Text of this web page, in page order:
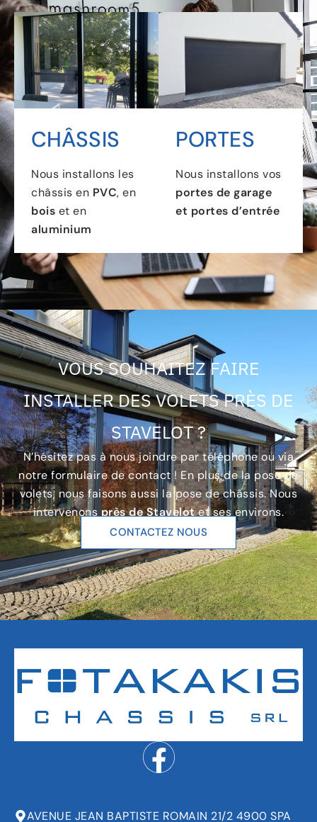
CHÂSSIS
Nous installons les
châssis en PVC, en
bois et en
aluminium
PORTES
Nous installons vos
portes de garage
et portes d’entrée
VOUS SOUHAITEZ FAIRE
INSTALLER DES VOLETS PRÈS DE
STAVELOT ?
N’hésitez pas à nous joindre par téléphone ou via
notre formulaire de contact ! En plus de la pose de
volets, nous faisons aussi la pose de châssis. Nous
intervenons près de Stavelotet ses environs.
CONTACTEZ NOUS
AVENUE JEAN BAPTISTE ROMAIN 21/2 4900 SPA